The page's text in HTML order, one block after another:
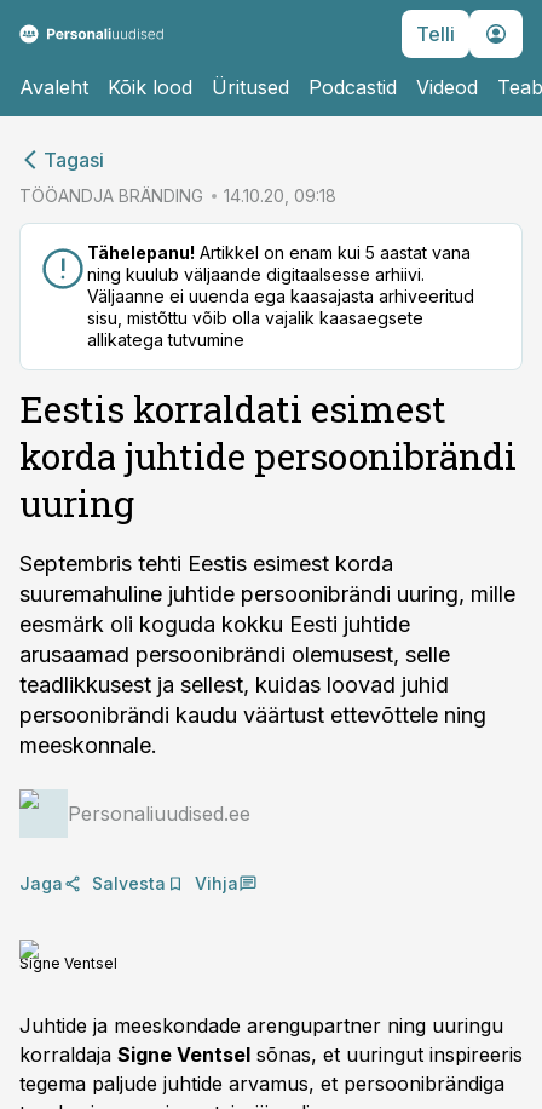
Telli
Avaleht Kõik lood Üritused Podcastid Videod
Tagasi
TÖÖANDJA BRÄNDING 14.10.20, 09:18
Tähelepanu! Artikkel on enam kui 5 aastat vana
ning kuulub väljaande digitaalsesse arhiivi.
Väljaanne ei uuenda ega kaasajasta arhiveeritud
sisu, mistõttu võib olla vajalik kaasaegsete
allikatega tutvumine
Eestis korraldati esimest
korda juhtide persoonibrändi
uuring
Septembris tehti Eestis esimest korda
suuremahuline juhtide persoonibrändi uuring, mille
eesmärk oli koguda kokku Eesti juhtide
arusaamad persoonibrändi olemusest, selle
teadlikkusest ja sellest, kuidas loovad juhid
persoonibrändi kaudu väärtust ettevõttele ning
meeskonnale.
Personaliuudised.ee
Jaga Salvesta Vihja
Signe Ventsel
Juhtide ja meeskondade arengupartner ning uuringu
korraldaja Signe Ventsel sõnas, et uuringut inspireeris
tegema paljude juhtide arvamus, et persoonibrändiga